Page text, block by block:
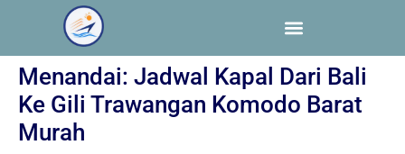
Menandai: Jadwal Kapal Dari Bali
Ke Gili Trawangan Komodo Barat
Murah